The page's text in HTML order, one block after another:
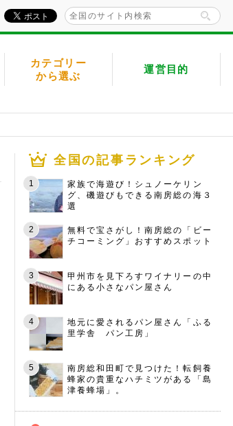
カテゴリー
から選ぶ
運営目的
全国の記事ランキング
家族で海遊び！シュノーケリン
グ、磯遊びもできる南房総の海３
選
無料で宝さがし！南房総の「ビー
チコーミング」おすすめスポット
甲州市を見下ろすワイナリーの中
にある小さなパン屋さん
地元に愛されるパン屋さん「ふる
里学舎 パン工房」
南房総和田町で見つけた！転飼養
蜂家の貴重なハチミツがある「島
津養蜂場」。